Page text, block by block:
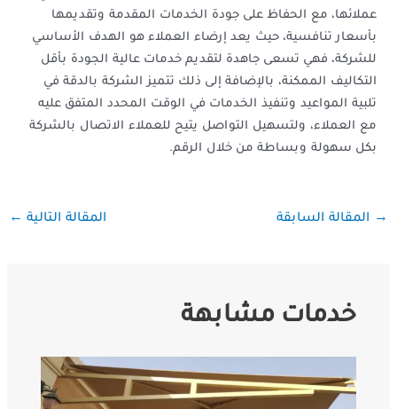
عملائها، مع الحفاظ على جودة الخدمات المقدمة وتقديمها
بأسعار تنافسية، حيث يعد إرضاء العملاء هو الهدف الأساسي
للشركة، فهي تسعى جاهدة لتقديم خدمات عالية الجودة بأقل
التكاليف الممكنة، بالإضافة إلى ذلك تتميز الشركة بالدقة في
تلبية المواعيد وتنفيذ الخدمات في الوقت المحدد المتفق عليه
مع العملاء، ولتسهيل التواصل يتيح للعملاء الاتصال بالشركة
بكل سهولة وبساطة من خلال الرقم.
→ المقالة السابقة المقالة التالية ←
خدمات مشابهة